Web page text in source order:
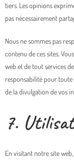
tiers. Les opinions
pas nécessairement
Nous ne sommes pas
contenu de ces sites.
web et de tout services
responsabilité pour toute
de la divulgation de vos
7.
En visitant notre site